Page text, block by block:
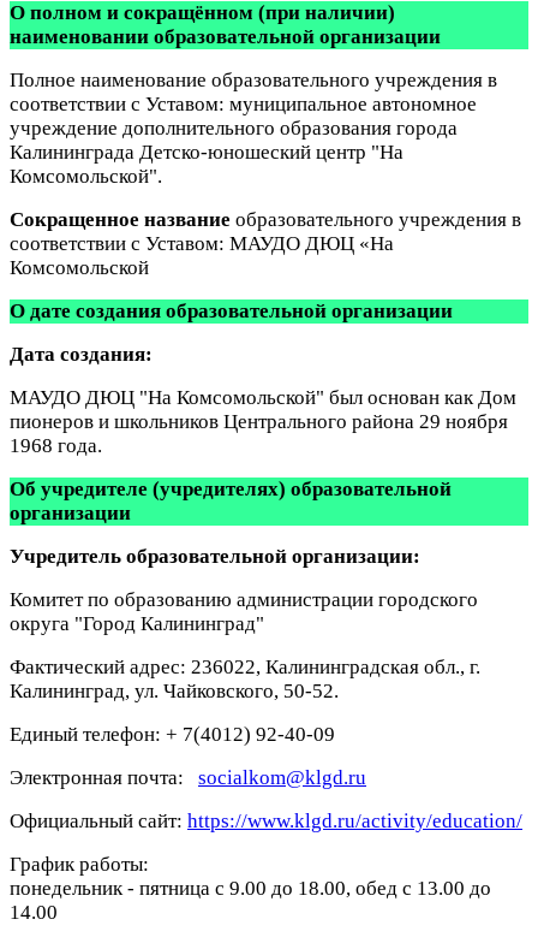
О полном и сокращённом (при наличии)
наименовании образовательной организации
Полное наименование образовательного учреждения в
соответствии с Уставом: муниципальное автономное
учреждение дополнительного образования города
Калининграда Детско-юношеский центр "На
Комсомольской".
Сокращенное название образовательного учреждения в
соответствии с Уставом: МАУДО ДЮЦ «На
Комсомольской
О дате создания образовательной организации
Дата создания:
МАУДО ДЮЦ "На Комсомольской" был основан как Дом
пионеров и школьников Центрального района 29 ноября
1968 года.
Об учредителе (учредителях) образовательной
организации
Учредитель образовательной организации:
Комитет по образованию администрации городского
округа "Город Калининград"
Фактический адрес: 236022, Калининградская обл., г.
Калининград, ул. Чайковского, 50-52.
Единый телефон: + 7(4012) 92-40-09
Электронная почта: socialkom@klgd.ru
Официальный сайт: https://www.klgd.ru/activity/education/
График работы:
понедельник - пятница с 9.00 до 18.00, обед c 13.00 до
14.00